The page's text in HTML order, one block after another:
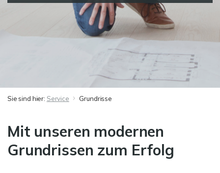
Sie sind hier: Service Grundrisse
Mit unseren modernen
Grundrissen zum Erfolg